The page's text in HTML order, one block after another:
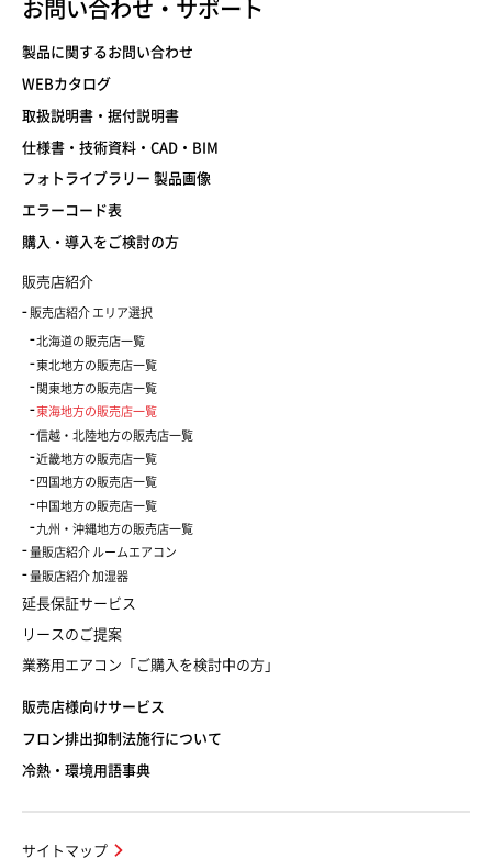
お問い合わせ・サポート
製品に関するお問い合わせ
WEBカタログ
取扱説明書・据付説明書
仕様書・技術資料・CAD・BIM
フォトライブラリー 製品画像
エラーコード表
購入・導入をご検討の方
販売店紹介
販売店紹介 エリア選択
北海道の販売店一覧
東北地方の販売店一覧
関東地方の販売店一覧
東海地方の販売店一覧
信越・北陸地方の販売店一覧
近畿地方の販売店一覧
四国地方の販売店一覧
中国地方の販売店一覧
九州・沖縄地方の販売店一覧
量販店紹介 ルームエアコン
量販店紹介 加湿器
延長保証サービス
リースのご提案
業務用エアコン「ご購入を検討中の方」
販売店様向けサービス
フロン排出抑制法施行について
冷熱・環境用語事典
サイトマップ